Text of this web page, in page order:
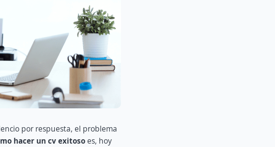
por respuesta, el problema
hacer un cv exitoso es, hoy